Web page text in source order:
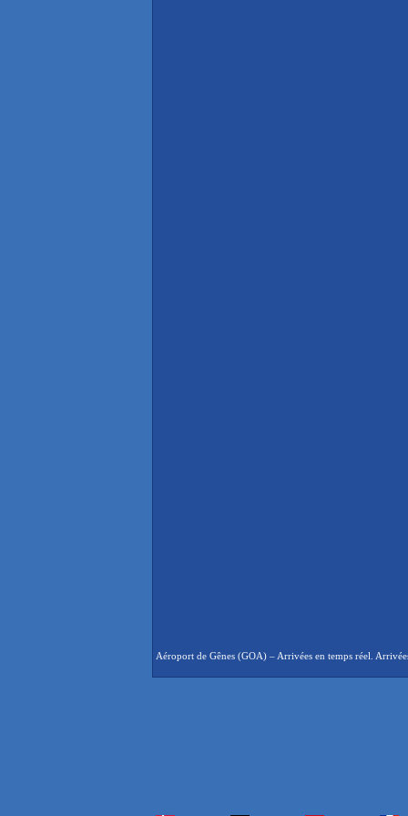
Aéroport de Gênes (GOA) – Arrivées en temps réel.